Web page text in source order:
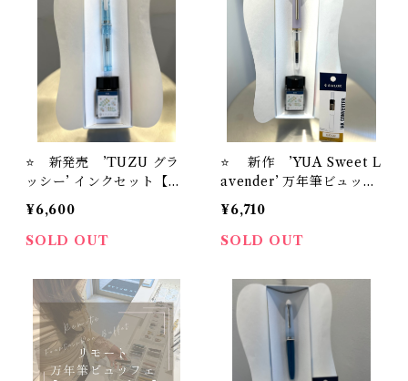
⭐️ 新発売 ’TUZU グラ
ッシー’ インクセット【特
別価格＋お名入れサービ
ス】セーラー万年筆 アジ
ェスト万年筆’’TUZU' ＋
＃24
¥6,600
SOLD OUT
⭐️ 新作 ’YUA Sweet L
avender’ 万年筆ビュッフ
ェ ’Pick Who？'コレクシ
ョン+ オリジナル万年筆イ
ンク＃24+ インク吸入器
【お名入れサービス】
¥6,710
SOLD OUT